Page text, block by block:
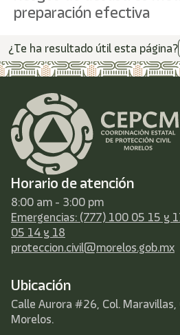
preparación efectiva
¿Te ha resultado útil esta página?
Horario de atención
8:00 am - 3:00 pm
Emergencias: (777) 100 05 15 y
05 14 y 18
proteccion.civil@morelos.gob.mx
Ubicación
Calle Aurora #26, Col. Maravillas,
Morelos.